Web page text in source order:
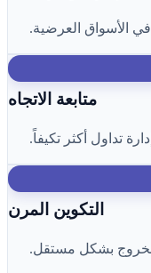
الأسواق العرضية.
متابعة الاتجاه
تداول أكثر تكيفاً.
التكوين المرن